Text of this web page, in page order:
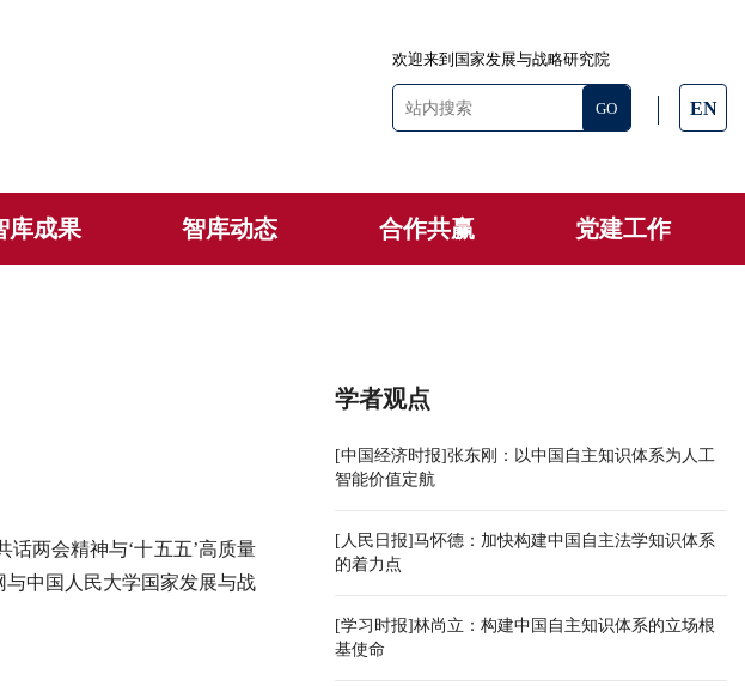
欢迎来到国家发展与战略研究院
EN
库成果 智库动态 合作共赢 党建工作
两会精神与‘十五五’高质量
中国人民大学国家发展与战
学者观点
[中国经济时报]张东刚：以中国自主知识体系为人工
智能价值定航
[人民日报]马怀德：加快构建中国自主法学知识体系
的着力点
[学习时报]林尚立：构建中国自主知识体系的立场根
基使命